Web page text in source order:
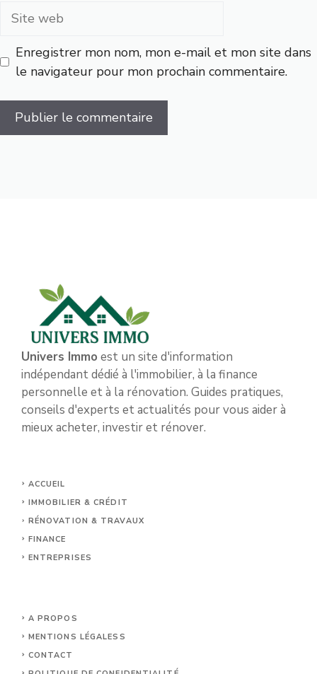
Site
Enregistrer mon nom, mon e-mail et mon site dans
le navigateur pour mon prochain commentaire.
Univers Immo est un site d'information
indépendant dédié à l'immobilier, à la finance
personnelle et à la rénovation. Guides pratiques,
conseils d'experts et actualités pour vous aider à
mieux acheter, investir et rénover.
ACCUEIL
IMMOBILIER & CRÉDIT
RÉNOVATION & TRAVAUX
FINANCE
ENTREPRISES
A PROPOS
MENTIONS LÉGALES S
CONTACT